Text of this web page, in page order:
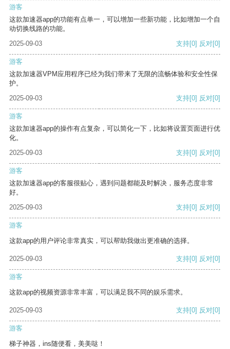
游客
这款加速器app的功能有点单一，可以增加一些新功能，比如增加一个自
动切换线路的功能。
2025-09-03
支持[0] 反对[0]
游客
这款加速器VPM应用程序已经为我们带来了无限的流畅体验和安全性保
护。
2025-09-03
支持[0] 反对[0]
游客
这款加速器app的操作有点复杂，可以简化一下，比如将设置页面进行优
化。
2025-09-03
支持[0] 反对[0]
游客
这款加速器app的客服很贴心，遇到问题都能及时解决，服务态度非常
好。
2025-09-03
支持[0] 反对[0]
游客
这款app的用户评论非常真实，可以帮助我做出更准确的选择。
2025-09-03 支持[0] 反对[0]
游客
这款app的视频资源非常丰富，可以满足我不同的娱乐需求。
2025-09-03 支持[0] 反对[0]
游客
梯子神器，ins随便看，美美哒！